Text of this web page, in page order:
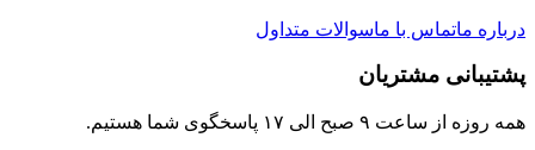
درباره ماتماس با ماسوالات متداول
پشتیبانی مشتریان
همه روزه از ساعت ۹ صبح الی ۱۷ پاسخگوی شما هستیم.